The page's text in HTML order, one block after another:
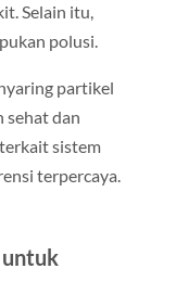
Selain itu,
polusi.
partikel
sehat dan
sistem
terpercaya.
untuk